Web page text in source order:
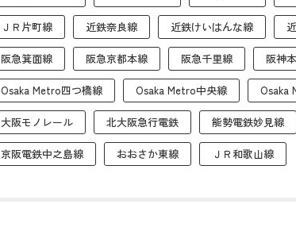
ＪＲ片町線 近鉄奈良線 近鉄けいはんな線
阪急箕面線 阪急京都本線 阪急千里線 阪神
Osaka Metro四つ橋線 Osaka Metro中央線 Osaka
大阪モノレール 北大阪急行電鉄 能勢電鉄妙見線
京阪電鉄中之島線 おおさか東線 ＪＲ和歌山線